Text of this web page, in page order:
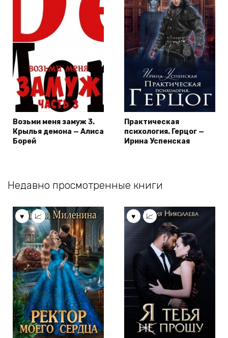
Возьми меня замуж 3.
Крылья демона — Алиса
Борей
Практическая
психология. Герцог —
Ирина Успенская
Недавно просмотренные книги